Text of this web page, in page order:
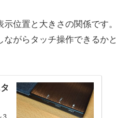
位置と大きさの関係です。
がらタッチ操作できるかと